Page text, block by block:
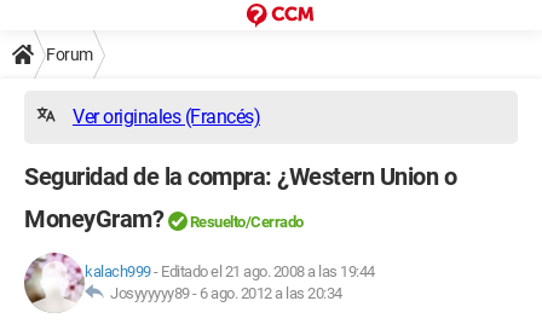
Forum
Ver originales (Francés)
Seguridad de la compra: ¿Western Union o
MoneyGram?
Resuelto/Cerrado
kalach999- Editado el 21 ago. 2008 a las 19:44
Josyyyyyy89 - 6 ago. 2012 a las 20:34